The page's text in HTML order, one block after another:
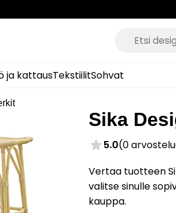
ja kattausTekstiilitSohvat
Sika
5.0(0
Vertaa tuotteen
valitse sinulle
kauppa.